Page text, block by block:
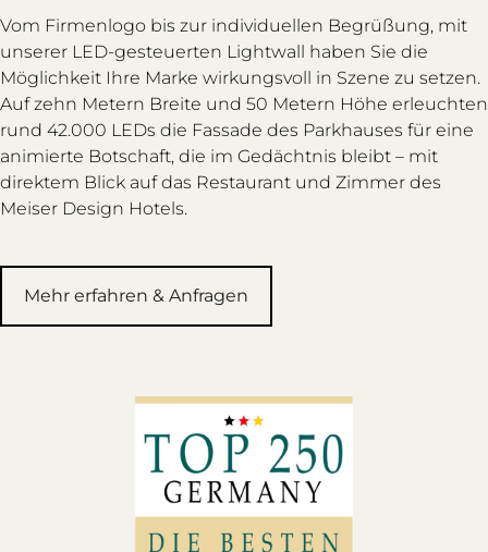
Vom Firmenlogo bis zur individuellen Begrüßung, mit
unserer LED-gesteuerten Lightwall haben Sie die
Möglichkeit Ihre Marke wirkungsvoll in Szene zu setzen.
Auf zehn Metern Breite und 50 Metern Höhe erleuchten
rund 42.000 LEDs die Fassade des Parkhauses für eine
animierte Botschaft, die im Gedächtnis bleibt – mit
direktem Blick auf das Restaurant und Zimmer des
Meiser Design Hotels.
Mehr erfahren & Anfragen